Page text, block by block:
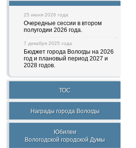
25 июня 2026 года
Очередные сессии в втором
полугодии 2026 года.
7 декабря 2025 года
Бюджет города Вологды на 2026
год и плановый период 2027 и
2028 годов.
ТОС
Награды города Вологды
Юбилеи
Вологодской городской Думы